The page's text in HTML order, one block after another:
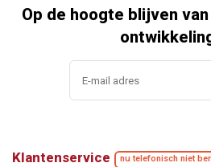
Op de hoogte blijven
Klantenservice nu telefonisch niet